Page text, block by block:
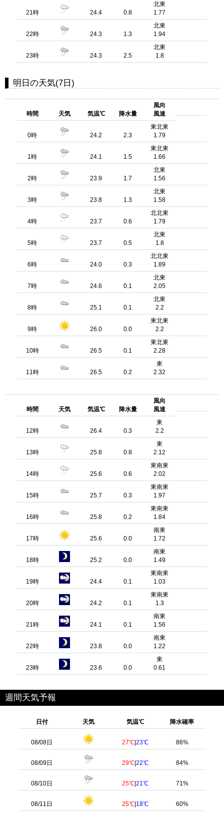
21時 24.4 0.8
北東
1.77
22時 24.3 1.3
北東
1.94
23時 24.3 2.5
北東
1.8
明日の天気(7日)
時間 天気 気温℃ 降水量
風向
風速
0時 24.2 2.3
東北東
1.79
1時 24.1 1.5
東北東
1.66
2時 23.9 1.7
北東
1.56
3時 23.8 1.3
北東
1.58
4時 23.7 0.6
北北東
1.79
5時 23.7 0.5
北東
1.8
6時 24.0 0.3
北北東
1.89
7時 24.6 0.1
北東
2.05
8時 25.1 0.1
北東
2.2
9時 26.0 0.0
東北東
2.2
10時 26.5 0.1
東北東
2.28
11時 26.5 0.2
東
2.32
時間 天気 気温℃ 降水量
風向
風速
12時 26.4 0.3
東
2.2
13時 25.8 0.8
東
2.12
14時 25.6 0.6
東南東
2.02
15時 25.7 0.3
東南東
1.97
16時 25.8 0.2
東南東
1.84
17時 25.6 0.0
南東
1.72
18時 25.2 0.0
南東
1.49
19時 24.4 0.1
東南東
1.03
20時 24.2 0.1
東南東
1.3
21時 24.1 0.1
南東
1.56
22時 23.8 0.0
南東
1.22
23時 23.6 0.0
東
0.61
週間天気予報
日付 天気 気温℃ 降水確率
08/08日 27℃ |23℃ 86%
08/09日 29℃ |22℃ 84%
08/10日 25℃ |21℃ 71%
08/11日 25℃ 18℃ 60%